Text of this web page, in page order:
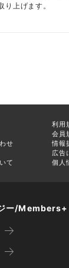
り上げます。
利用
会員
せ
情報
広告
て
個人
ー/Members+